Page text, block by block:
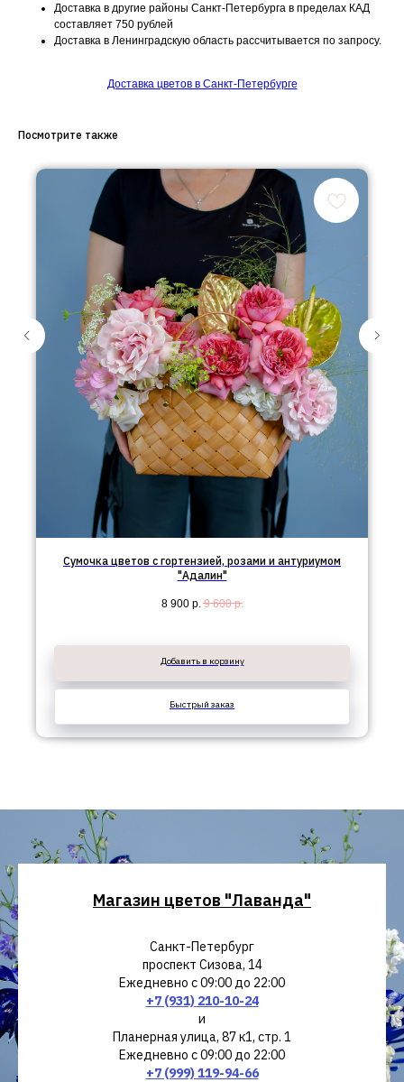
Доставка в другие районы Санкт-Петербурга в пределах КАД
составляет 750 рублей
Доставка в Ленинградскую область рассчитывается по запросу.
Доставка цветов в Санкт-Петербурге
Посмотрите также
Сумочка цветов с гортензией, розами и антуриумом
"Адалин"
8 900 р. 9 600 р.
Добавить в корзину
Быстрый заказ
Магазин цветов "Лаванда"
Санкт-Петербург
проспект Сизова, 14
Ежедневно с 09:00 до 22:00
+7 (931) 210-10-24
и
Планерная улица, 87 к1, стр. 1
Ежедневно с 09:00 до 22:00
+7 (999) 119-94-66